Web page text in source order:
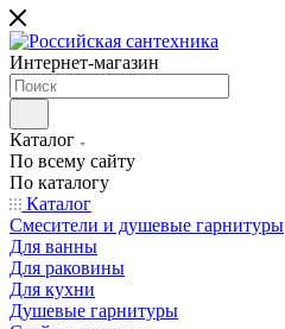
Интернет-магазин
Каталог
По всему сайту
По каталогу
Каталог
Смесители и душевые гарнитуры
Для ванны
Для раковины
Для кухни
Душевые гарнитуры